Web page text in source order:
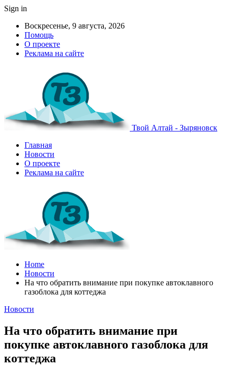
Sign in
Воскресенье, 9 августа, 2026
Помощь
О проекте
Реклама на сайте
Твой Алтай - Зыряновск
Главная
Новости
О проекте
Реклама на сайте
Home
Новости
На что обратить внимание при покупке автоклавного
газоблока для коттеджа
Новости
На что обратить внимание при
покупке автоклавного газоблока для
коттеджа